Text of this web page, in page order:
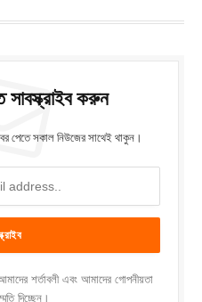
সাবস্ক্রাইব করুন
পেতে সকাল নিউজের সাথেই থাকুন।
শর্তাবলী এবং আমাদের গোপনীয়তা
দিচ্ছেন।